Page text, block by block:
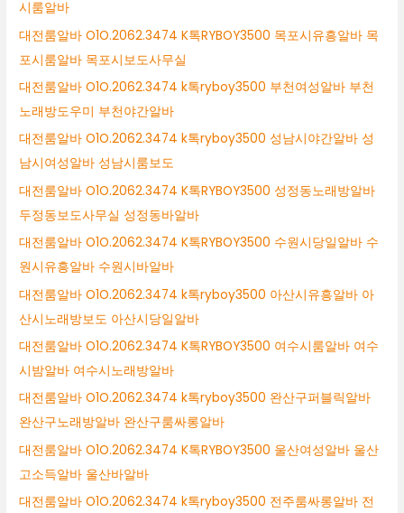
시룸알바
대전룸알바 O1O.2062.3474 K톡RYBOY3500 목포시유흥알바 목
포시룸알바 목포시보도사무실
대전룸알바 O1O.2062.3474 k톡ryboy3500 부천여성알바 부천
노래방도우미 부천야간알바
대전룸알바 O1O.2062.3474 k톡ryboy3500 성남시야간알바 성
남시여성알바 성남시룸보도
대전룸알바 O1O.2062.3474 K톡RYBOY3500 성정동노래방알바
두정동보도사무실 성정동바알바
대전룸알바 O1O.2062.3474 K톡RYBOY3500 수원시당일알바 수
원시유흥알바 수원시바알바
대전룸알바 O1O.2062.3474 k톡ryboy3500 아산시유흥알바 아
산시노래방보도 아산시당일알바
대전룸알바 O1O.2062.3474 K톡RYBOY3500 여수시룸알바 여수
시밤알바 여수시노래방알바
대전룸알바 O1O.2062.3474 k톡ryboy3500 완산구퍼블릭알바
완산구노래방알바 완산구룸싸롱알바
대전룸알바 O1O.2062.3474 K톡RYBOY3500 울산여성알바 울산
고소득알바 울산바알바
대전룸알바 O1O.2062.3474 k톡ryboy3500 전주룸싸롱알바 전